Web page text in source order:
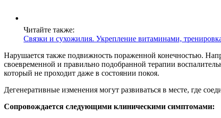
Читайте также:
Связки и сухожилия. Укрепление витаминами,
Нарушается также подвижность пораженной конечностью.
своевременной и правильно подобранной терапии
который не проходит даже в состоянии покоя.
Дегенеративные изменения могут развиваться в месте, где
Сопровождается следующими клиническими симптомами: